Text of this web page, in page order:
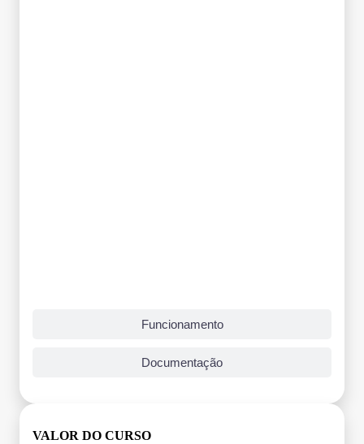
Funcionamento
Documentação
VALOR DO CURSO